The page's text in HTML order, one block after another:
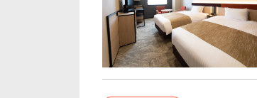
連泊のお客様限定！清掃不
素泊まり 事前決済可 IN 15:00 -